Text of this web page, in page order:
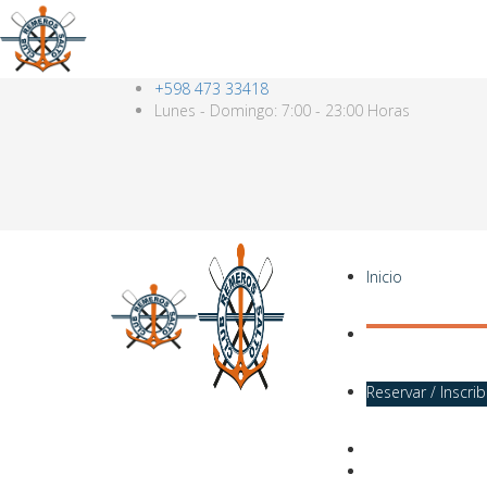
+598 473 33418
Lunes - Domingo: 7:00 - 23:00 Horas
Inicio
Reservar /